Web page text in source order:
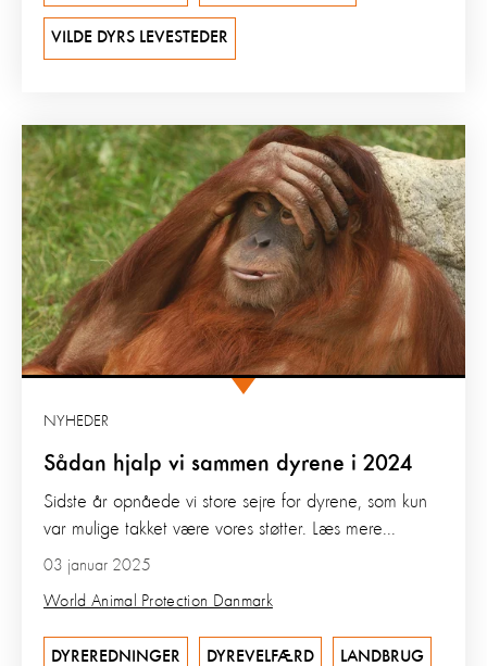
VILDE DYRS LEVESTEDER
Sådan hjalp vi sammen dyrene i 2024
NYHEDER
03 januar 2025
World Animal Protection Danmark
Sidste år opnåede vi store sejre for dyrene, som kun
var mulige takket være vores støtter. Læs mere...
DYREREDNINGER DYREVELFÆRD LANDBRUG